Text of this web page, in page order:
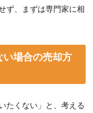
ず、まずは専門家に相
い場合の売却方
たくない」と、考える